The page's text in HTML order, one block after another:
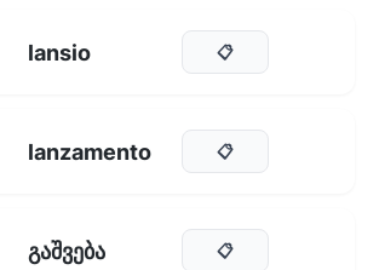
lansio 📋
lanzamento 📋
გაშვება 📋